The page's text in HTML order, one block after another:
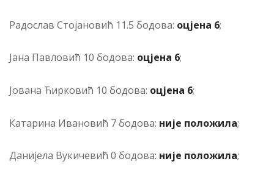
Радослав Стојановић 11.5 бодова: оцјена 6;
Јана Павловић 10 бодова: оцјена 6;
Јована Ћирковић 10 бодова: оцјена 6;
Катарина Ивановић 7 бодова: није положила;
Данијела Вукичевић 0 бодова: није положила;